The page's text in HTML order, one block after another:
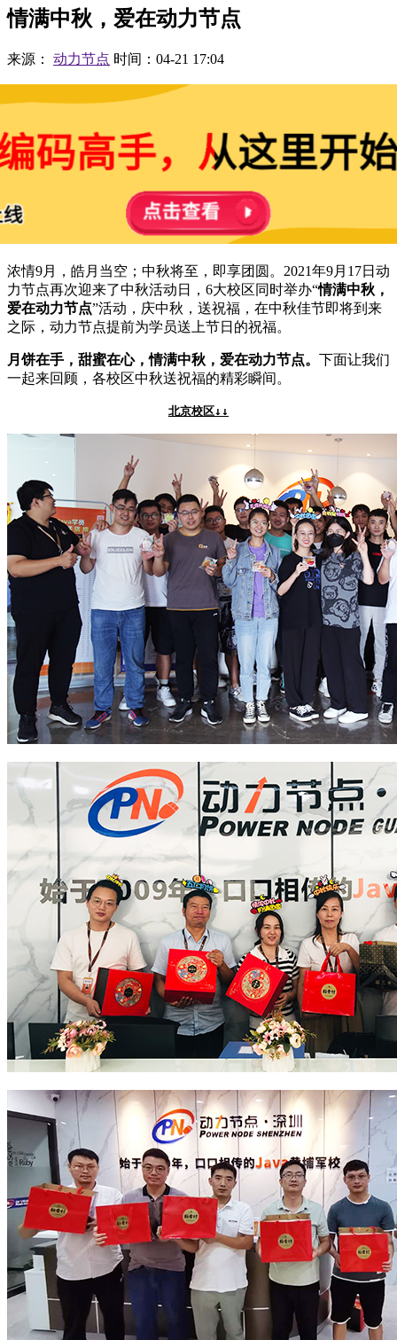
情满中秋，爱在动力节点
来源： 动力节点 时间：04-21 17:04
浓情9月，皓月当空；中秋将至，即享团圆。2021年9月17日动
力节点再次迎来了中秋活动日，6大校区同时举办“情满中秋，
爱在动力节点”活动，庆中秋，送祝福，在中秋佳节即将到来
之际，动力节点提前为学员送上节日的祝福。
月饼在手，甜蜜在心，情满中秋，爱在动力节点。 下面让我们
一起来回顾，各校区中秋送祝福的精彩瞬间。
北京校区↓↓